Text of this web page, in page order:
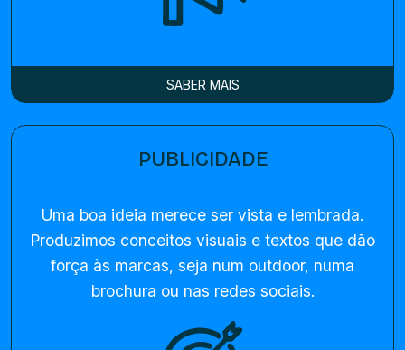
SABER MAIS
PUBLICIDADE
Uma boa ideia merece ser vista e lembrada.
Produzimos conceitos visuais e textos que dão
força às marcas, seja num outdoor, numa
brochura ou nas redes sociais.